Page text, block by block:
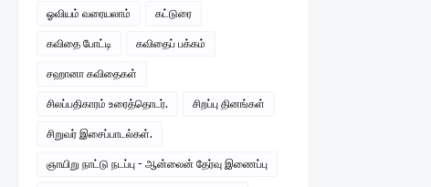
ஓவியம் வரையலாம் கட்டுரை
கவிதை போட்டி கவிதைப் பக்கம்
சஹானா கவிதைகள்
சிலப்பதிகாரம் உரைத்தொடர். சிறப்பு தினங்கள்
சிறுவர் இசைப்பாடல்கள்.
ஞாயிறு நாட்டு நடப்பு - ஆன்லைன் தேர்வு இணைப்பு